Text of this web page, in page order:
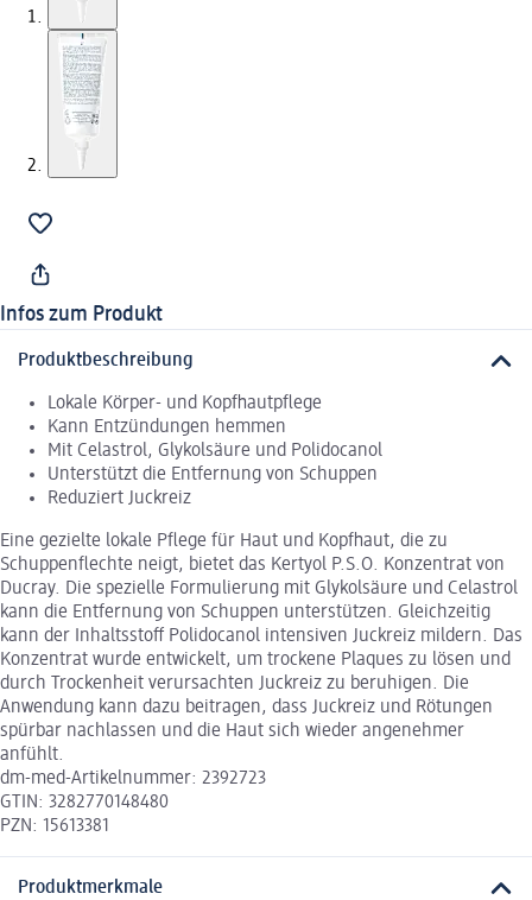
Infos zum Produkt
Produktbeschreibung
Lokale Körper- und Kopfhautpflege
Kann Entzündungen hemmen
Mit Celastrol, Glykolsäure und Polidocanol
Unterstützt die Entfernung von Schuppen
Reduziert Juckreiz
Eine gezielte lokale Pflege für Haut und Kopfhaut, die zu
Schuppenflechte neigt, bietet das Kertyol P.S.O. Konzentrat von
Ducray. Die spezielle Formulierung mit Glykolsäure und Celastrol
kann die Entfernung von Schuppen unterstützen. Gleichzeitig
kann der Inhaltsstoff Polidocanol intensiven Juckreiz mildern. Das
Konzentrat wurde entwickelt, um trockene Plaques zu lösen und
durch Trockenheit verursachten Juckreiz zu beruhigen. Die
Anwendung kann dazu beitragen, dass Juckreiz und Rötungen
spürbar nachlassen und die Haut sich wieder angenehmer
anfühlt.
dm-med-Artikelnummer: 2392723
GTIN: 3282770148480
PZN: 15613381
Produktmerkmale